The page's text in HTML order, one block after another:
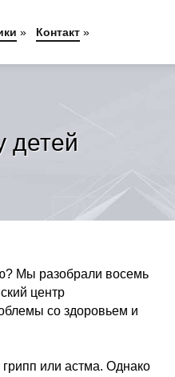
детей
Мы разобрали восемь
центр
со здоровьем и
или астма. Однако
» Контакт »